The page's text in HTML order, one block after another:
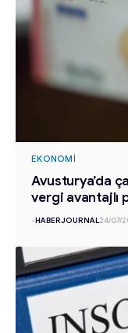
EKONOMI
Avusturya’da
vergi avantajlı
-HABERJOURNAL24/07/